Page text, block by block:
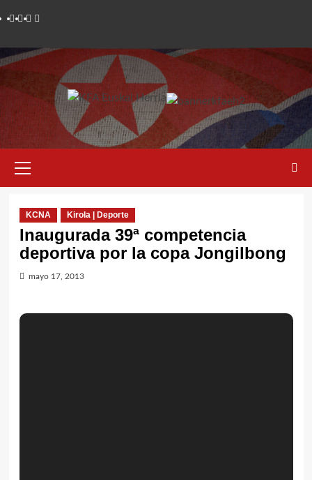
Twitter
YouTube
Telegram
Facebook
primario
KCNA Kirola | Deporte
Inaugurada 39ª competencia
deportiva por la copa Jongilbong
mayo 17, 2013